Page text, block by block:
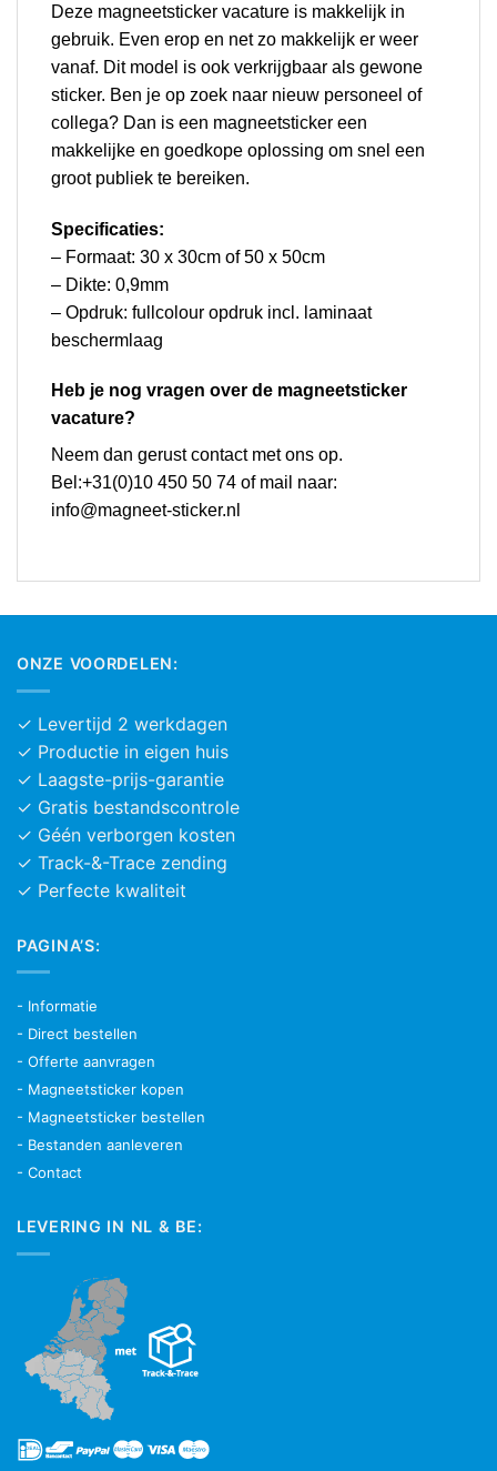
Deze magneetsticker vacature is makkelijk in
gebruik. Even erop en net zo makkelijk er weer
vanaf. Dit model is ook verkrijgbaar als gewone
sticker. Ben je op zoek naar nieuw personeel of
collega? Dan is een magneetsticker een
makkelijke en goedkope oplossing om snel een
groot publiek te bereiken.
Specificaties:
– Formaat: 30 x 30cm of 50 x 50cm
– Dikte: 0,9mm
– Opdruk: fullcolour opdruk incl. laminaat
beschermlaag
Heb je nog vragen over de magneetsticker
vacature?
Neem dan gerustcontactmet ons op.
Bel:+31(0)10 450 50 74 of mail naar:
info@magneet-sticker.nl
ONZE VOORDELEN:
✓ Levertijd 2 werkdagen
✓ Productie in eigen huis
✓ Laagste-prijs-garantie
✓ Gratis bestandscontrole
✓ Géén verborgen kosten
✓ Track-&-Trace zending
✓ Perfecte kwaliteit
PAGINA’S:
- Informatie
- Direct bestellen
- Offerte aanvragen
- Magneetsticker kopen
- Magneetsticker bestellen
- Bestanden aanleveren
- Contact
LEVERING IN NL & BE: